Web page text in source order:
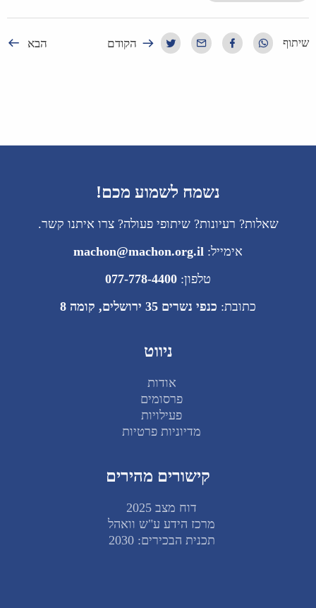
שיתוף הקודם הבא
נשמח לשמוע מכם!
שאלות? רעיונות? שיתופי פעולה? צרו איתנו קשר.
אימייל: machon@machon.org.il
טלפון: 077-778-4400
כתובת: כנפי נשרים 35 ירושלים, קומה 8
ניווט
אודות
פרסומים
פעילויות
מדיוניות פרטיות
קישורים מהירים
דוח מצב 2025
מרכז הידע ע"ש וואהל
תכנית הבכירים: 2030